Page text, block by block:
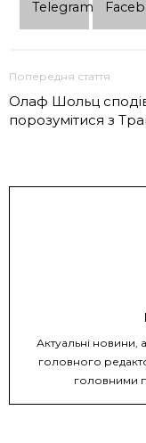
Telеgram
Попередня стаття
Олаф Шольц
порозумітися з
Актуальні новини,
головного
головними